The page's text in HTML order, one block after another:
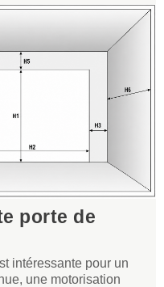
porte de
intéressante pour un
une motorisation